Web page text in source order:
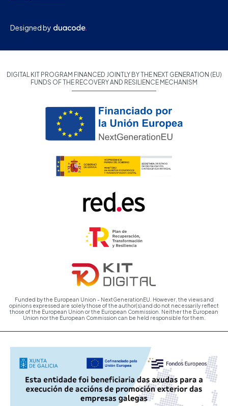
Designed by
DIGITAL KIT PROGRAM FINANCED JOINTLY BY THE NEXT GENERATION (EU)
FUNDS OF THE RECOVERY AND RESILIENCE MECHANISM
Funded by the European Union - NextGenerationEU. However, the views and
opinions expressed are solely those of the author(s) and do not necessarily reflect
those of the European Union or the European Commission. Neither the European
Union nor the European Commission can be held responsible for them.